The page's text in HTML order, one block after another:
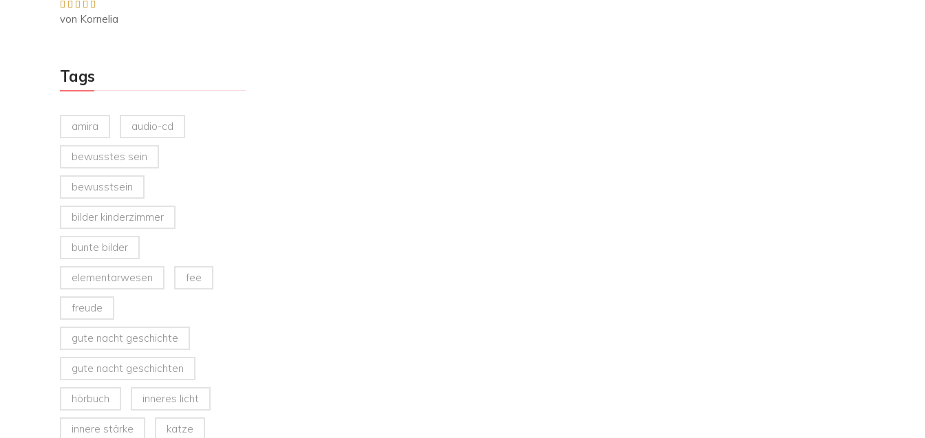
Bewertet mit
von Kornelia
Tags
amira audio-cd
bewusstes sein
bewusstsein
bilder kinderzimmer
bunte bilder
elementarwesen fee
freude
gute nacht geschichte
gute nacht geschichten
hörbuch inneres licht
innere stärke katze